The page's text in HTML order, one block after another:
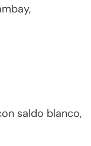
saldo blanco,